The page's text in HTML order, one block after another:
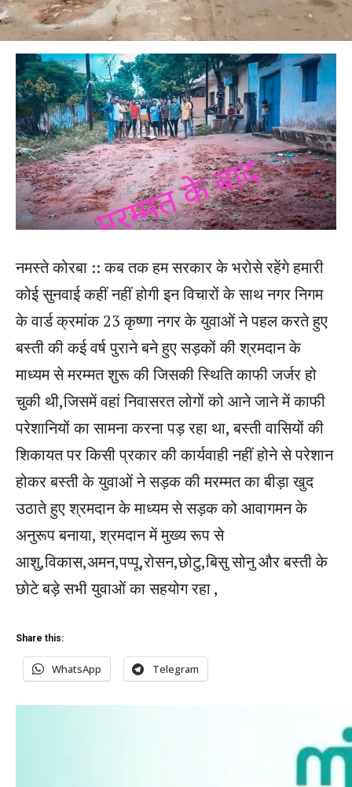
नमस्ते कोरबा :: कब तक हम सरकार के भरोसे रहेंगे हमारी
कोई सुनवाई कहीं नहीं होगी इन विचारों के साथ नगर निगम
के वार्ड क्रमांक 23 कृष्णा नगर के युवाओं ने पहल करते हुए
बस्ती की कई वर्ष पुराने बने हुए सड़कों की श्रमदान के
माध्यम से मरम्मत शुरू की जिसकी स्थिति काफी जर्जर हो
चुकी थी,जिसमें वहां निवासरत लोगों को आने जाने में काफी
परेशानियों का सामना करना पड़ रहा था, बस्ती वासियों की
शिकायत पर किसी प्रकार की कार्यवाही नहीं होने से परेशान
होकर बस्ती के युवाओं ने सड़क की मरम्मत का बीड़ा खुद
उठाते हुए श्रमदान के माध्यम से सड़क को आवागमन के
अनुरूप बनाया, श्रमदान में मुख्य रूप से
आशु,विकास,अमन,पप्पू,रोसन,छोटु,बिसु सोनु और बस्ती के
छोटे बड़े सभी युवाओं का सहयोग रहा ,
Share this:
WhatsApp Telegram